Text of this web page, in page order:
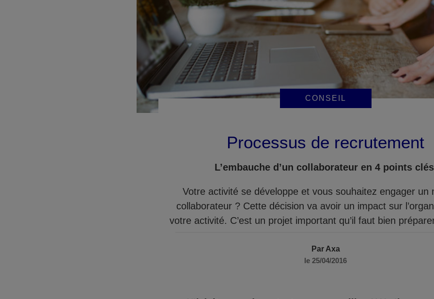
CONSEIL
Par Axa
le 25/04/2016
Processus de recrutement
L’embauche d’un collaborateur en 4 points clés
Votre activité se développe et vous souhaitez engager un
collaborateur ? Cette décision va avoir un impact sur
votre activité. C’est un projet important qu’il faut bien